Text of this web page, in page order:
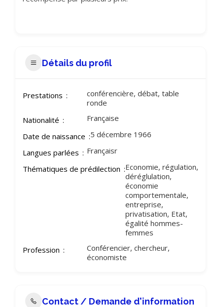
Détails du profil
Prestations
conférencière, débat, table
ronde
Nationalité
Française
Date de naissance 5 décembre 1966
Langues parlées
Françaisr
Thématiques de prédilection Economie, régulation,
déréglulation,
économie
comportementale,
entreprise,
privatisation, Etat,
égalité hommes-
femmes
Profession
Conférencier, chercheur,
économiste
Contact / Demande d'information